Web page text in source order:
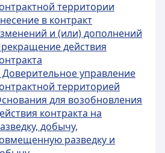
территории
в контракт
и (или) дополнений
действия
Доверительное управление
территорией
для возобновления
контракта на
добычу,
разведку и